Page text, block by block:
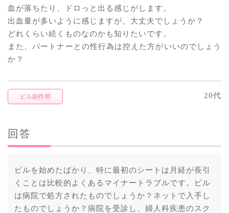
血が落ちたり、ドロっと出る感じがします。
出血量が多いように感じますが、大丈夫でしょうか？
どれくらい続くものなのかも知りたいです。
また、パートナーとの性行為は控えた方がいいのでしょう
か？
ピル副作用 20代
回答
ピルを始めたばかり、特に最初のシートは月経が長引
くことは比較的よくあるマイナートラブルです。ピル
は病院で処方されたものでしょうか？ネットで入手し
たものでしょうか？病院を受診し、婦人科疾患のスク